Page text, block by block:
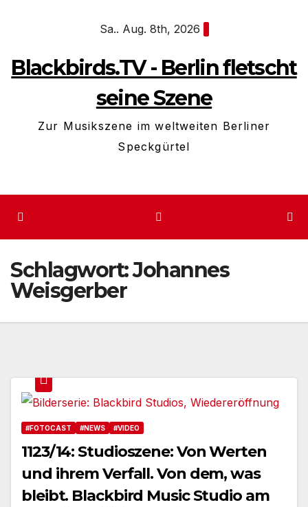
Sa.. Aug. 8th, 2026
Blackbirds.TV - Berlin fletscht
seine Szene
Zur Musikszene im weltweiten Berliner
Speckgürtel
Schlagwort:Johannes
Weisgerber
#FOTOCAST #NEWS #VIDEO
1123/14: Studioszene: Von Werten
und ihrem Verfall. Von dem, was
bleibt. Blackbird Music Studio am